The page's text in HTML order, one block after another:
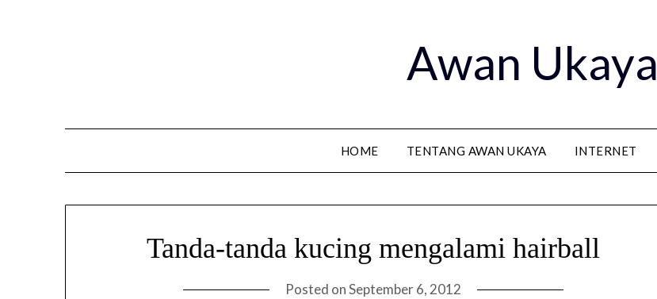
Awan Ukaya
HOME TENTANG AWAN UKAYA INTERNET
Tanda-tanda kucing mengalami hairball
Posted onSeptember 6, 2012